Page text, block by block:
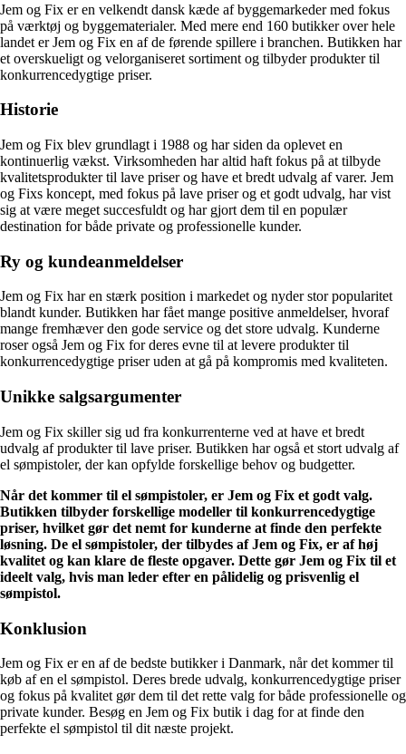
Jem og Fix er en velkendt dansk kæde af byggemarkeder med fokus
på værktøj og byggematerialer. Med mere end 160 butikker over hele
landet er Jem og Fix en af de førende spillere i branchen. Butikken har
et overskueligt og velorganiseret sortiment og tilbyder produkter til
konkurrencedygtige priser.
Historie
Jem og Fix blev grundlagt i 1988 og har siden da oplevet en
kontinuerlig vækst. Virksomheden har altid haft fokus på at tilbyde
kvalitetsprodukter til lave priser og have et bredt udvalg af varer. Jem
og Fixs koncept, med fokus på lave priser og et godt udvalg, har vist
sig at være meget succesfuldt og har gjort dem til en populær
destination for både private og professionelle kunder.
Ry og kundeanmeldelser
Jem og Fix har en stærk position i markedet og nyder stor popularitet
blandt kunder. Butikken har fået mange positive anmeldelser, hvoraf
mange fremhæver den gode service og det store udvalg. Kunderne
roser også Jem og Fix for deres evne til at levere produkter til
konkurrencedygtige priser uden at gå på kompromis med kvaliteten.
Unikke salgsargumenter
Jem og Fix skiller sig ud fra konkurrenterne ved at have et bredt
udvalg af produkter til lave priser. Butikken har også et stort udvalg af
el sømpistoler, der kan opfylde forskellige behov og budgetter.
Når det kommer til el sømpistoler, er Jem og Fix et godt valg.
Butikken tilbyder forskellige modeller til konkurrencedygtige
priser, hvilket gør det nemt for kunderne at finde den perfekte
løsning. De el sømpistoler, der tilbydes af Jem og Fix, er af høj
kvalitet og kan klare de fleste opgaver. Dette gør Jem og Fix til et
ideelt valg, hvis man leder efter en pålidelig og prisvenlig el
sømpistol.
Konklusion
Jem og Fix er en af de bedste butikker i Danmark, når det kommer til
køb af en el sømpistol. Deres brede udvalg, konkurrencedygtige priser
og fokus på kvalitet gør dem til det rette valg for både professionelle og
private kunder. Besøg en Jem og Fix butik i dag for at finde den
perfekte el sømpistol til dit næste projekt.